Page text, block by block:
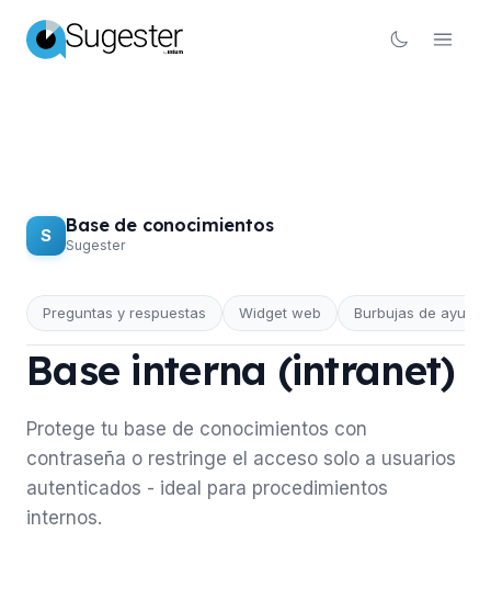
S Base de conocimientos
Sugester
Preguntas y respuestas Widget web Burbujas de ayuda
BASE DE CONOCIMIENTOS
Base interna (intranet)
Protege tu base de conocimientos con
contraseña o restringe el acceso solo a usuarios
autenticados - ideal para procedimientos
internos.